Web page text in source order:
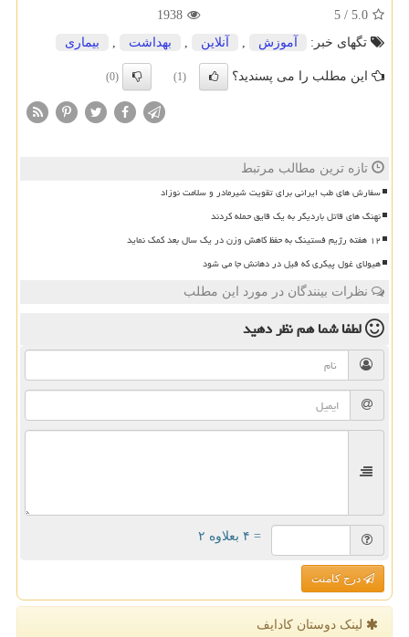
5.0
/
5
1938
تگهای خبر:
آموزش , آنلاین , بهداشت , بیماری
این مطلب را می پسندید؟ (1)
(0)
تازه ترین مطالب مرتبط
سفارش های طب ایرانی برای تقویت شیرمادر و سلامت نوزاد
نهنگ های قاتل باردیگر به یک قایق حمله کردند
۱۲ هفته رژیم فستینگ به حفظ کاهش وزن در یک سال بعد کمک نماید
هیولای غول پیکری که فیل در دهانش جا می شود
نظرات بینندگان در مورد این مطلب
لطفا شما همنظر دهید
= ۴ بعلاوه ۲
درج کامنت
لینک دوستان كادایف